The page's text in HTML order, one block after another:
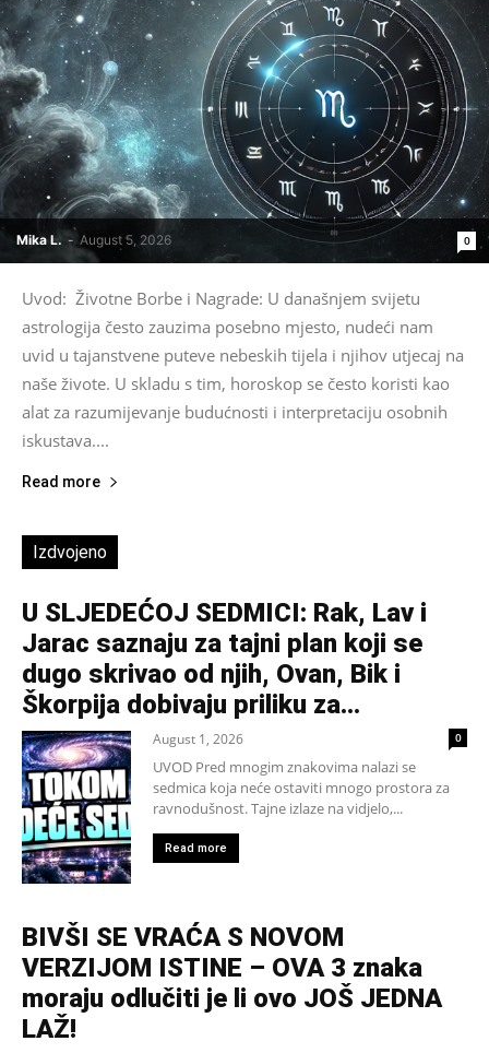
Mika L. - August 5, 2026 0
Uvod: Životne Borbe i Nagrade: U današnjem svijetu
astrologija često zauzima posebno mjesto, nudeći nam
uvid u tajanstvene puteve nebeskih tijela i njihov utjecaj na
naše živote. U skladu s tim, horoskop se često koristi kao
alat za razumijevanje budućnosti i interpretaciju osobnih
iskustava....
Read more
Izdvojeno
U SLJEDEĆOJ SEDMICI: Rak, Lav i
Jarac saznaju za tajni plan koji se
dugo skrivao od njih, Ovan, Bik i
Škorpija dobivaju priliku za...
August 1, 2026 0
UVOD Pred mnogim znakovima nalazi se
sedmica koja neće ostaviti mnogo prostora za
ravnodušnost. Tajne izlaze na vidjelo,...
Read more
BIVŠI SE VRAĆA S NOVOM
VERZIJOM ISTINE – OVA 3 znaka
moraju odlučiti je li ovo JOŠ JEDNA
LAŽ!